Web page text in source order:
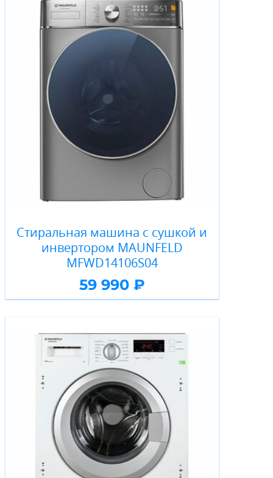
Стиральная машина c сушкой и
инвертором MAUNFELD
MFWD14106S04
59 990 ₽